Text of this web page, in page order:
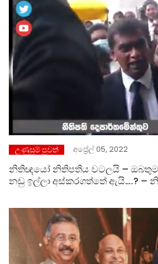
උණුසුම් පුවත් අප්‍රේල් 05, 2022
නිතිඥයෝ නිතිපතිය වටලයි –
නඩු ඉල්ලා